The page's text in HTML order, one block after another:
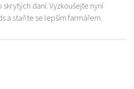
daní. Vyzkoušejte nyní
a staňte se lepším farmářem.